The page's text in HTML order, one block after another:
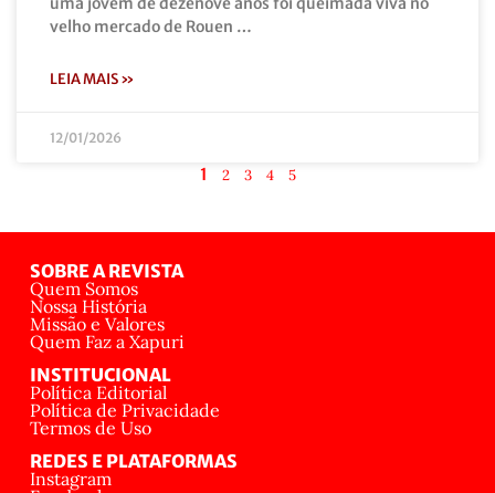
velho mercado de Rouen …
LEIA MAIS »
12/01/2026
1 2 3 4 5
SOBRE A REVISTA
Quem Somos
Nossa História
Missão e Valores
Quem Faz a Xapuri
INSTITUCIONAL
Política Editorial
Política de Privacidade
Termos de Uso
REDES E PLATAFORMAS
Instagram